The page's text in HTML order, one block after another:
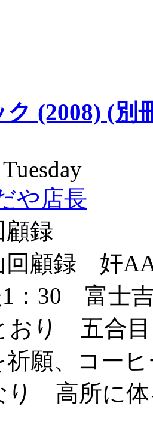
(2008) (別
や店長
顧録
回顧録 奸
：30 富士吉
おり 五合
祈願、コー
り 高所に体